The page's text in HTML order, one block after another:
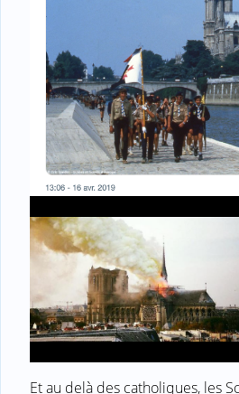
Et au delà des catholiques, les